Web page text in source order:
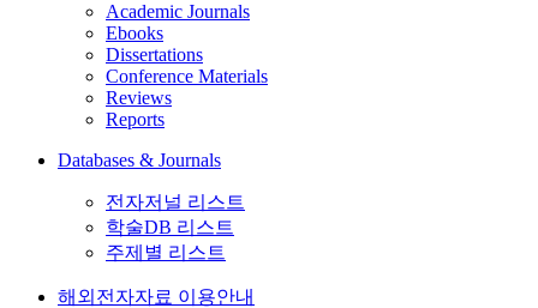
Academic Journals
Ebooks
Dissertations
Conference Materials
Reviews
Reports
Databases & Journals
전자저널 리스트
학술DB 리스트
주제별 리스트
해외전자자료 이용안내